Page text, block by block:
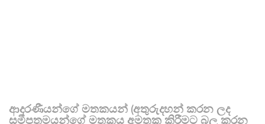
ආදරණීයන්ගේ මතකයන් (අතුරුදහන් කරන ලද
සමීපතමයන්ගේ මතකය අමතක කිරීමට බල කරන